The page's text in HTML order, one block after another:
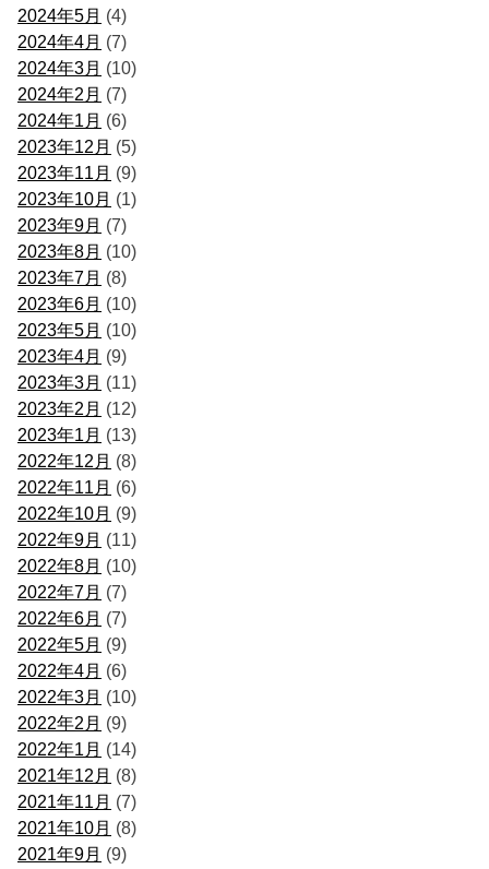
2024年5月 (4)
2024年4月 (7)
2024年3月 (10)
2024年2月 (7)
2024年1月 (6)
2023年12月 (5)
2023年11月 (9)
2023年10月 (1)
2023年9月 (7)
2023年8月 (10)
2023年7月 (8)
2023年6月 (10)
2023年5月 (10)
2023年4月 (9)
2023年3月 (11)
2023年2月 (12)
2023年1月 (13)
2022年12月 (8)
2022年11月 (6)
2022年10月 (9)
2022年9月 (11)
2022年8月 (10)
2022年7月 (7)
2022年6月 (7)
2022年5月 (9)
2022年4月 (6)
2022年3月 (10)
2022年2月 (9)
2022年1月 (14)
2021年12月 (8)
2021年11月 (7)
2021年10月 (8)
2021年9月 (9)